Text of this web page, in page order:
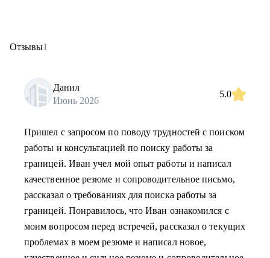
Отзывы1
Данил
Июнь 2026
5.0
Пришел с запросом по поводу трудностей с поиском
работы и консультацией по поиску работы за
границей. Иван учел мой опыт работы и написал
качественное резюме и сопроводительное письмо,
рассказал о требованиях для поиска работы за
границей. Понравилось, что Иван ознакомился с
моим вопросом перед встречей, рассказал о текущих
проблемах в моем резюме и написал новое,